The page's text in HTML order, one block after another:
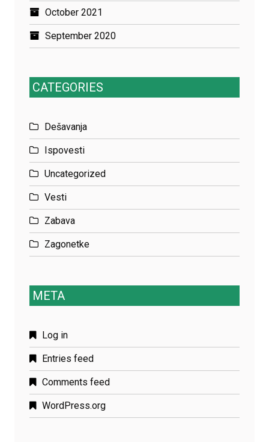
October 2021
September 2020
CATEGORIES
Dešavanja
Ispovesti
Uncategorized
Vesti
Zabava
Zagonetke
META
Log in
Entries feed
Comments feed
WordPress.org